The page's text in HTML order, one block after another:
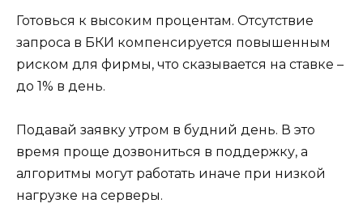
Готовься к высоким процентам. Отсутствие
запроса в БКИ компенсируется повышенным
риском для фирмы, что сказывается на ставке –
до 1% в день.
Подавай заявку утром в будний день. В это
время проще дозвониться в поддержку, а
алгоритмы могут работать иначе при низкой
нагрузке на серверы.